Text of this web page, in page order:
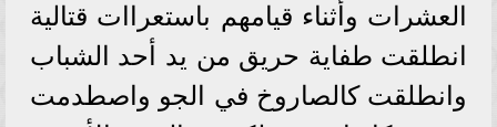
العشرات وأثناء قيامهم باستعراات قتالية
انطلقت طفاية حريق من يد أحد الشباب
وانطلقت كالصاروخ في الجو واصطدمت